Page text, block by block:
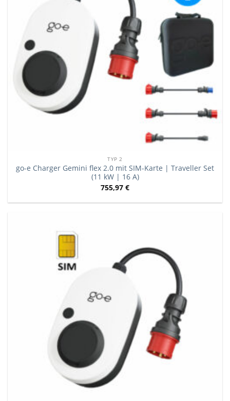
TYP 2
go-e Charger Gemini flex 2.0 mit SIM-Karte | Traveller Set
(11 kW | 16 A)
755,97 €